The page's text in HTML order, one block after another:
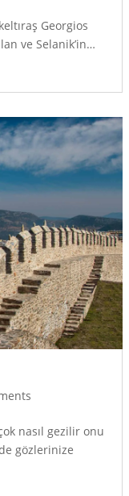
Georgios
ve Selanik’in…
nasıl gezilir onu
gözlerinize